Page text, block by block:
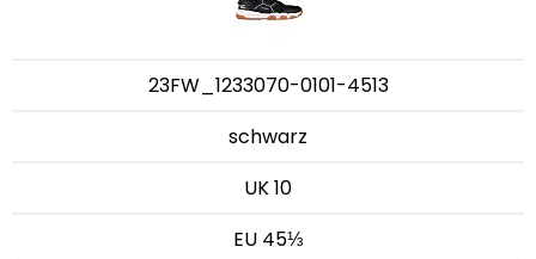
23FW_1233070-0101-4513
schwarz
UK 10
EU 45⅓